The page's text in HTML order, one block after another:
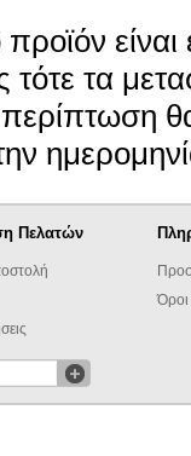
τότε τα
Πελατών